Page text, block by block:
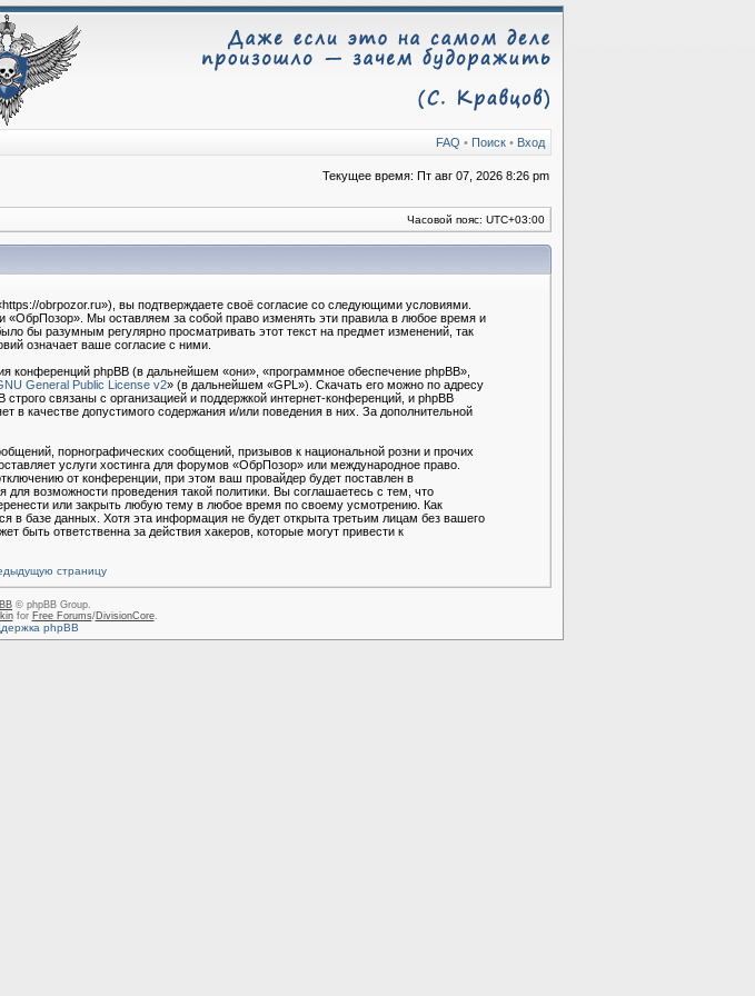
FAQ • Поиск • Вход
Текущее время: Пт авг 07, 2026 8:26 pm
Часовой пояс: UTC+03:00
obrpozor.ru»), вы подтверждаете своё согласие со следующими условиями.
Мы оставляем за собой право изменять эти правила в любое время и
бы разумным регулярно просматривать этот текст на предмет изменений, так
означает ваше согласие с ними.
phpBB (в дальнейшем «они», «программное обеспечение phpBB»,
General Public License v2» (в дальнейшем «GPL»). Скачать его можно по адресу
связаны с организацией и поддержкой интернет-конференций, и phpBB
в качестве допустимого содержания и/или поведения в них. За дополнительной
порнографических сообщений, призывов к национальной розни и прочих
услуги хостинга для форумов «ОбрПозор» или международное право.
от конференции, при этом ваш провайдер будет поставлен в
возможности проведения такой политики. Вы соглашаетесь с тем, что
или закрыть любую тему в любое время по своему усмотрению. Как
в базе данных. Хотя эта информация не будет открыта третьим лицам без вашего
быть ответственна за действия хакеров, которые могут привести к
страницу
© phpBB Group.
for Free Forums/DivisionCore.
phpBB